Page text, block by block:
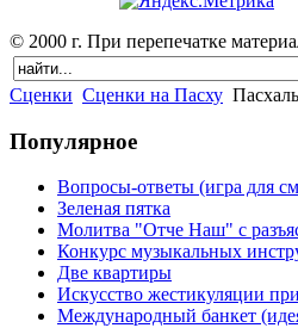
© 2000 г. При перепечатке
Сценки Сценки на Пасху
Популярное
Вопросы-ответы (игра для
Зеленая пятка
Молитва "Отче Наш" с
Конкурс музыкальных
Две квартиры
Искусство жестикуляции
Международный банкет